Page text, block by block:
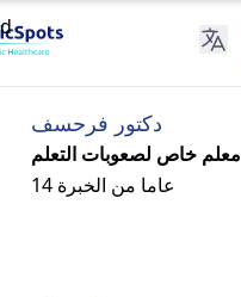
دكتور فرحسف
معلم خاص لصعوبات التعلم
14 عاما من الخبرة